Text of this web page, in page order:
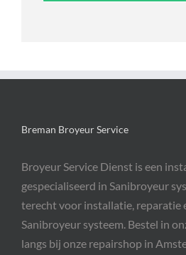
Breman Broyeur Service
Broyeur Service Dienst is een
gespecialiseerd in Sanibroyeur
terecht voor installatie, reparatie
Sanibroyeur systeem. Bestel in
langs bij onze repairshop in